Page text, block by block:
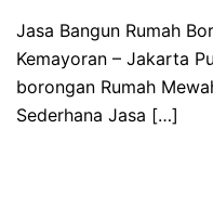
Jasa Bangun Rumah
Kemayoran – Jakarta
borongan Rumah
Sederhana Jasa […]